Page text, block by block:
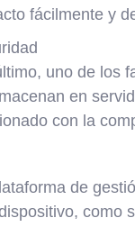
fácilmente y
uno de los
en
con la
de
como